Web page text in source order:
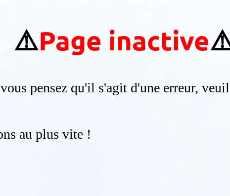
⚠️Page inactive
pensez qu'il s'agit d'une erreur,
au plus vite !